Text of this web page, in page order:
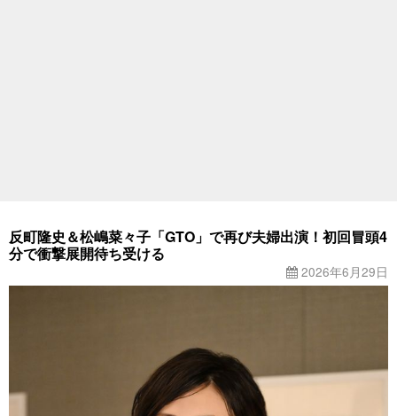
反町隆史＆松嶋菜々子「GTO」で再び夫婦出演！初回冒頭4
分で衝撃展開待ち受ける
2026年6月29日